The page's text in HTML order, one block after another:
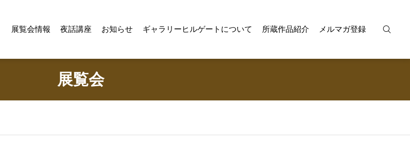
展覧会情報 夜話講座 お知らせ ギャラリーヒルゲートについて 所蔵作品紹介 メルマガ登録
展覧会